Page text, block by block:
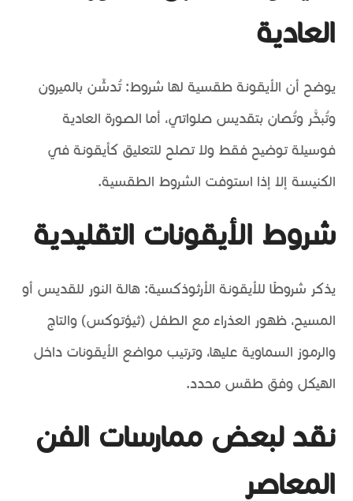
العادية
يوضح أن الأيقونة طقسية لها شروط: تُدشّن بالميرون
وتُبخَّر وتُصان بتقديس صلواتي، أما الصورة العادية
فوسيلة توضيح فقط ولا تصلح للتعليق كأيقونة في
الكنيسة إلا إذا استوفت الشروط الطقسية.
شروط الأيقونات التقليدية
يذكر شروطًا للأيقونة الأرثوذكسية: هالة النور للقديس أو
المسيح، ظهور العذراء مع الطفل (ثيؤتوكس) والتاج
والرموز السماوية عليها، وترتيب مواضع الأيقونات داخل
الهيكل وفق طقس محدد.
نقد لبعض ممارسات الفن
المعاصر